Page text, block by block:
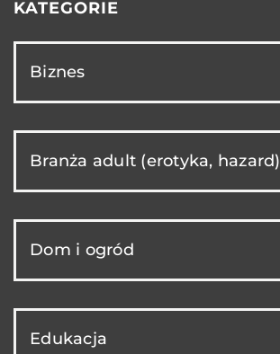
KATEGORIE
Biznes
Branża adult (erotyka, hazard)
Dom i ogród
Edukacja